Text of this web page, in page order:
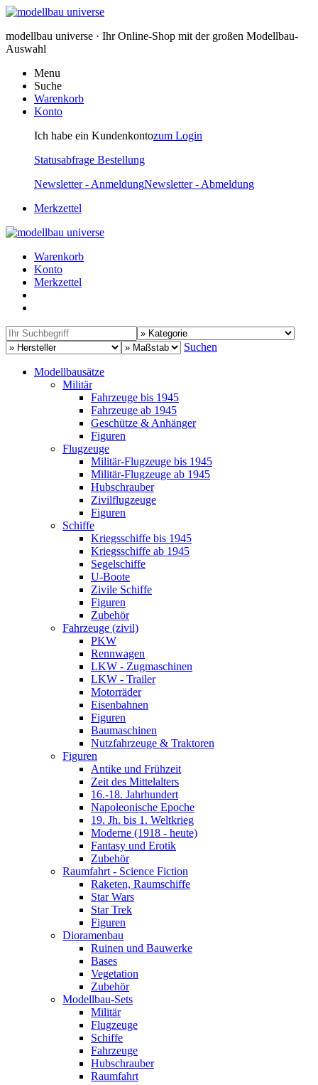
modellbau universe · Ihr Online-Shop mit der großen Modellbau-
Auswahl
Menu
Suche
Warenkorb
Konto
Ich habe ein Kundenkontozum Login
Statusabfrage Bestellung
Newsletter - AnmeldungNewsletter - Abmeldung
Merkzettel
Warenkorb
Konto
Merkzettel
Suchen
Modellbausätze
Militär
Fahrzeuge bis 1945
Fahrzeuge ab 1945
Geschütze & Anhänger
Figuren
Flugzeuge
Militär-Flugzeuge bis 1945
Militär-Flugzeuge ab 1945
Hubschrauber
Zivilflugzeuge
Figuren
Schiffe
Kriegsschiffe bis 1945
Kriegsschiffe ab 1945
Segelschiffe
U-Boote
Zivile Schiffe
Figuren
Zubehör
Fahrzeuge (zivil)
PKW
Rennwagen
LKW - Zugmaschinen
LKW - Trailer
Motorräder
Eisenbahnen
Figuren
Baumaschinen
Nutzfahrzeuge & Traktoren
Figuren
Antike und Frühzeit
Zeit des Mittelalters
16.-18. Jahrhundert
Napoleonische Epoche
19. Jh. bis 1. Weltkrieg
Moderne (1918 - heute)
Fantasy und Erotik
Zubehör
Raumfahrt - Science Fiction
Raketen, Raumschiffe
Star Wars
Star Trek
Figuren
Dioramenbau
Ruinen und Bauwerke
Bases
Vegetation
Zubehör
Modellbau-Sets
Militär
Flugzeuge
Schiffe
Fahrzeuge
Hubschrauber
Raumfahrt